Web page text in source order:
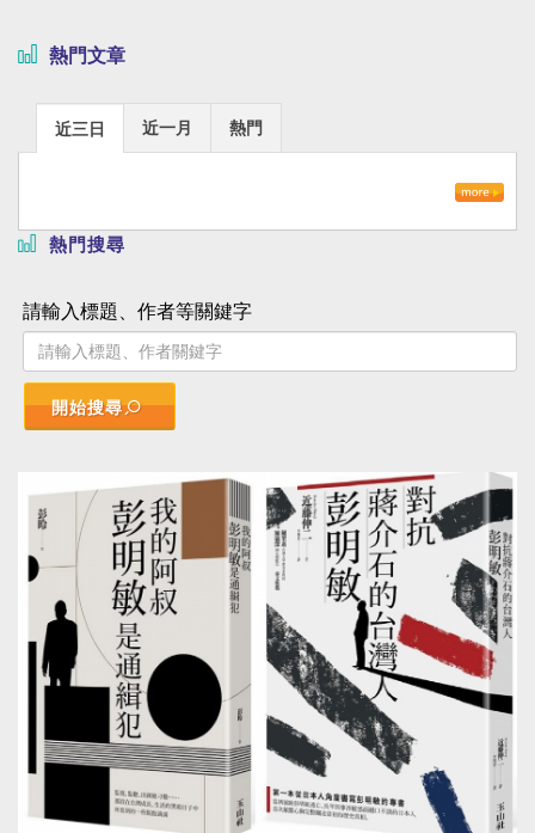
熱門文章
近三日 近一月 熱門
熱門搜尋
請輸入標題、作者等關鍵字
開始搜尋